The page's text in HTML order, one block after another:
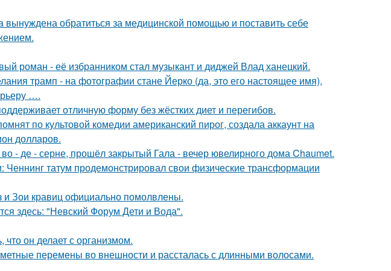
вынуждена обратиться за медицинской помощью и поставить себе
роман - её избранником стал музыкант и диджей Влад ханецкий.
трамп - на фотографии стане Йерко (да, это его настоящее имя),
….
отличную форму без жёстких диет и перегибов.
по культовой комедии американский пирог, создала аккаунт на
долларов.
- де - серне, прошёл закрытый Гала - вечер ювелирного дома Chaumet.
татум продемонстрировал свои физические трансформации
и Зои кравиц официально помолвлены.
здесь: "Невский Форум Дети и Вода".
он делает с организмом.
перемены во внешности и рассталась с длинными волосами.